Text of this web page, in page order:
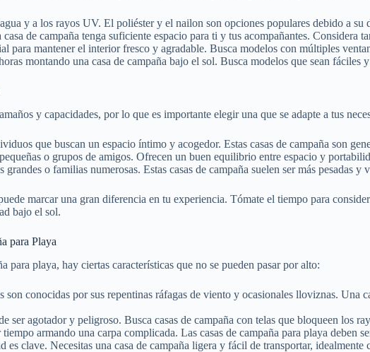
y a los rayos UV. El poliéster y el nailon son opciones populares debido a
casa de campaña tenga suficiente espacio para ti y tus acompañantes.
para mantener el interior fresco y agradable. Busca modelos con múltiples
montando una casa de campaña bajo el sol. Busca modelos que sean
y capacidades, por lo que es importante elegir una que se adapte a tus
que buscan un espacio íntimo y acogedor. Estas casas de campaña son
o grupos de amigos. Ofrecen un buen equilibrio entre espacio y
grandes o familias numerosas. Estas casas de campaña suelen ser más pesadas
marcar una gran diferencia en tu experiencia. Tómate el tiempo para
bajo el sol.
para Playa
para playa, hay ciertas características que no se pueden pasar por alto:
son conocidas por sus repentinas ráfagas de viento y ocasionales lloviznas. Una
ser agotador y peligroso. Busca casas de campaña con telas que bloqueen los
armando una carpa complicada. Las casas de campaña para playa deben
es clave. Necesitas una casa de campaña ligera y fácil de transportar,